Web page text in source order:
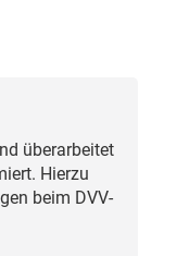
überarbeitet
Hierzu
beim DVV-